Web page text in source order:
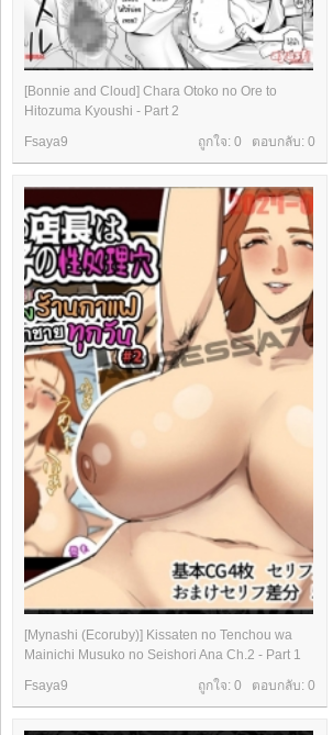
[Bonnie and Cloud] Chara Otoko no Ore to
Hitozuma Kyoushi - Part 2
ถูกใจ: 0 ตอบกลับ: 0
Fsaya9
[Mynashi (Ecoruby)] Kissaten no Tenchou wa
Mainichi Musuko no Seishori Ana Ch.2 - Part 1
ถูกใจ: 0 ตอบกลับ: 0
Fsaya9